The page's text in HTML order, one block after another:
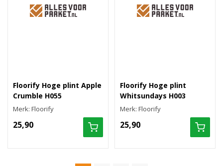
Floorify Hoge plint Apple
Crumble H055
Merk: Floorify
25,90
Floorify Hoge plint
Whitsundays H003
Merk: Floorify
25,90